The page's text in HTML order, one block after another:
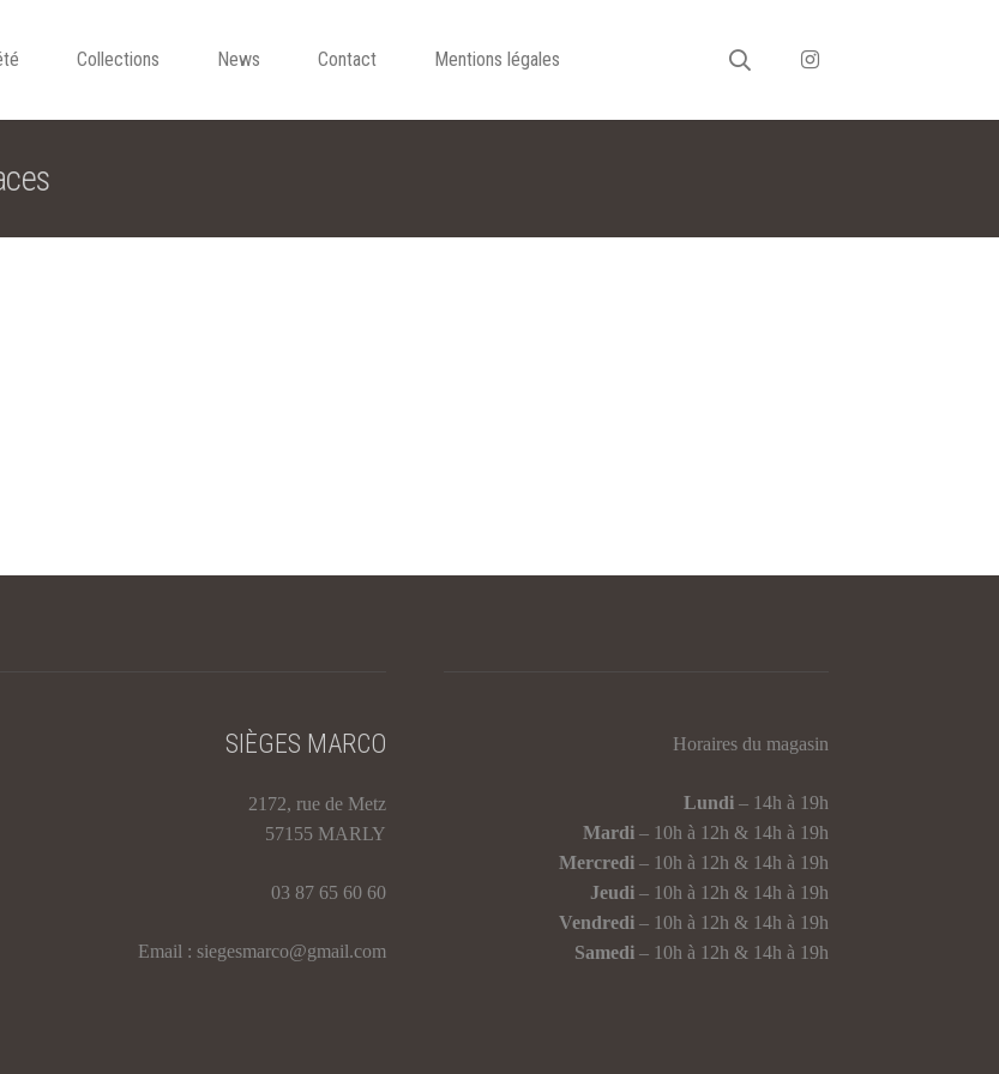
Collections News Contact Mentions légales
SIÈGES MARCO
2172, rue de Metz
57155 MARLY
03 87 65 60 60
Email : siegesmarco@gmail.com
Horaires du magasin
Lundi– 14h à 19h
Mardi– 10h à 12h & 14h à 19h
Mercredi– 10h à 12h & 14h à 19h
Jeudi– 10h à 12h & 14h à 19h
Vendredi– 10h à 12h & 14h à 19h
Samedi– 10h à 12h & 14h à 19h